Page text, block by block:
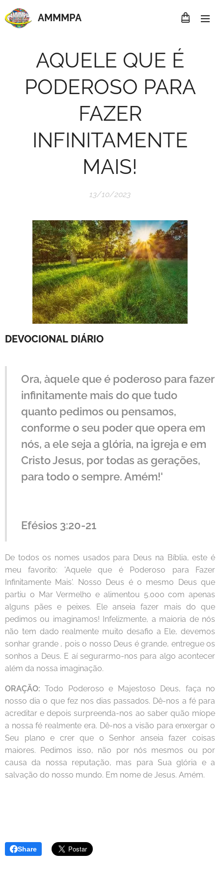
AMMMPA
AQUELE QUE É
PODEROSO PARA
FAZER
INFINITAMENTE
MAIS!
13/10/2023
DEVOCIONAL DIÁRIO
Ora, àquele que é poderoso para fazer
infinitamente mais do que tudo
quanto pedimos ou pensamos,
conforme o seu poder que opera em
nós, a ele seja a glória, na igreja e em
Cristo Jesus, por todas as gerações,
para todo o sempre. Amém!'
Efésios 3:20-21
De todos os nomes usados para Deus na Bíblia, este é
meu favorito: 'Aquele que é Poderoso para Fazer
Infinitamente Mais'. Nosso Deus é o mesmo Deus que
partiu o Mar Vermelho e alimentou 5.000 com apenas
alguns pães e peixes. Ele anseia fazer mais do que
pedimos ou imaginamos! Infelizmente, a maioria de nós
não tem dado realmente muito desafio a Ele, devemos
sonhar grande , pois o nosso Deus é grande, entregue os
sonhos a Deus. E aí segurarmo-nos para algo acontecer
além da nossa imaginação.
ORAÇÃO: Todo Poderoso e Majestoso Deus, faça no
nosso dia o que fez nos dias passados. Dê-nos a fé para
acreditar e depois surpreenda-nos ao saber quão míope
a nossa fé realmente era. Dê-nos a visão para enxergar o
Seu plano e crer que o Senhor anseia fazer coisas
maiores. Pedimos isso, não por nós mesmos ou por
causa da nossa reputação, mas para Sua glória e a
salvação do nosso mundo. Em nome de Jesus. Amém.
Share